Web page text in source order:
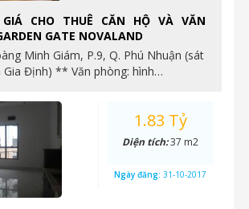
CHO THUÊ CĂN HỘ VÀ VĂN
GATE NOVALAND
Minh Giám, P.9, Q. Phú Nhuận (sát
Gia Định) ** Văn phòng: hình…
1.83 Tỷ
Diện tích:37 m2
Ngày đăng: 31-10-2017